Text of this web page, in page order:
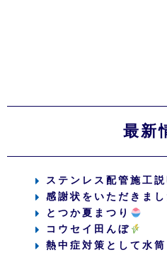
最新
ステンレス配管施工
感謝状をいただきまし
とつか夏まつり
コウセイ田んぼ
熱中症対策として水